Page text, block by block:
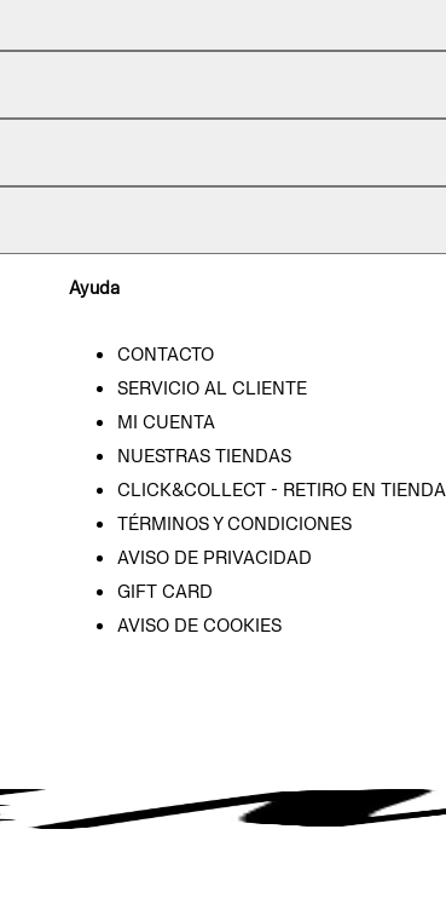
Ayuda
CONTACTO
SERVICIO AL CLIENTE
MI CUENTA
NUESTRAS TIENDAS
CLICK&COLLECT - RETIRO EN TIENDA
TÉRMINOS Y CONDICIONES
AVISO DE PRIVACIDAD
GIFT CARD
AVISO DE COOKIES